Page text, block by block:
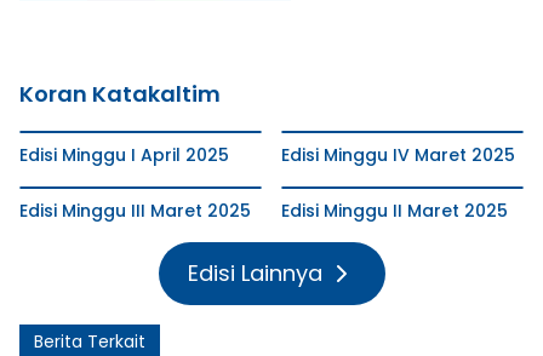
Koran Katakaltim
Edisi Minggu I April 2025 Edisi Minggu IV Maret 2025
Edisi Minggu III Maret 2025 Edisi Minggu II Maret 2025
Edisi Lainnya
Berita Terkait